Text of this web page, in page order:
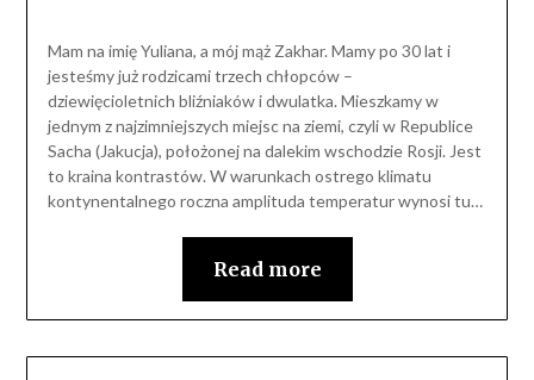
Mam na imię Yuliana, a mój mąż Zakhar. Mamy po 30 lat i
jesteśmy już rodzicami trzech chłopców –
dziewięcioletnich bliźniaków i dwulatka. Mieszkamy w
jednym z najzimniejszych miejsc na ziemi, czyli w Republice
Sacha (Jakucja), położonej na dalekim wschodzie Rosji. Jest
to kraina kontrastów. W warunkach ostrego klimatu
kontynentalnego roczna amplituda temperatur wynosi tu…
Read more